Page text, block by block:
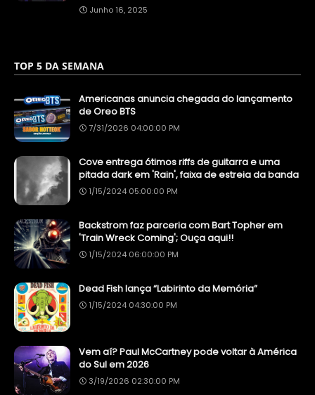
Junho 16, 2025
TOP 5 DA SEMANA
Americanas anuncia chegada do lançamento
de Oreo BTS
7/31/2026 04:00:00 PM
Cove entrega ótimos riffs de guitarra e uma
pitada dark em 'Rain', faixa de estreia da banda
1/15/2024 05:00:00 PM
Backstrom faz parceria com Bart Topher em
'Train Wreck Coming'; Ouça aqui!!
1/15/2024 06:00:00 PM
Dead Fish lança “Labirinto da Memória”
1/15/2024 04:30:00 PM
Vem aí? Paul McCartney pode voltar à América
do Sul em 2026
3/19/2026 02:30:00 PM